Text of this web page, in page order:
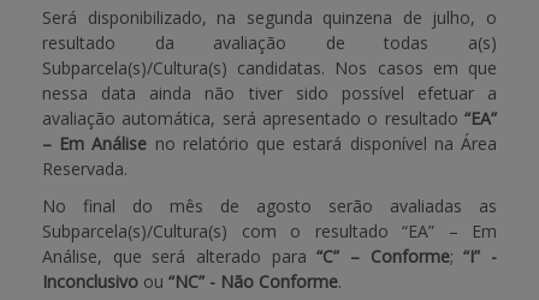
Será disponibilizado, na segunda quinzena de julho, o
resultado da avaliação de todas a(s)
Subparcela(s)/Cultura(s) candidatas. Nos casos em que
nessa data ainda não tiver sido possível efetuar a
avaliação automática, será apresentado o resultado “EA”
– Em Análise no relatório que estará disponível na Área
Reservada.
No final do mês de agosto serão avaliadas as
Subparcela(s)/Cultura(s) com o resultado “EA” – Em
Análise, que será alterado para“C” – Conforme;“I” -
Inconclusivo ou “NC” - Não Conforme.